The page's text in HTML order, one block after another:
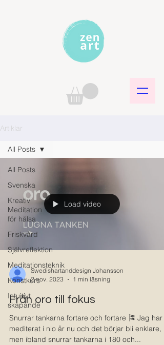
Artiklar
All Posts
Svenska
Kreativ
Meditation
för hälsa
Friskvård
Självreflektion
Meditationsteknik
Konstkurs
Intuitivt
skapande
All Posts
Load video
Swedishartanddesign Johansson
2 nov. 2023
1 min läsning
Från oro till fokus
Snurrar tankarna fortare och fortare 🎏 Jag har
mediterat i nio år nu och det börjar bli enklare,
men ibland snurrar tankarna i 180 och...